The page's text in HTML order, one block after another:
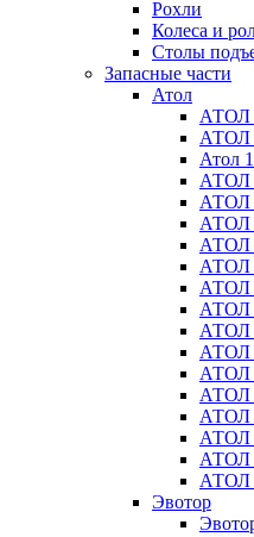
Рохли
Колеса и
Столы
Запасные части
Атол
АТОЛ
АТОЛ
Атол
АТОЛ
АТОЛ
АТОЛ
АТОЛ
АТОЛ
АТОЛ
АТОЛ
АТОЛ
АТОЛ
АТОЛ
АТОЛ
АТОЛ
АТОЛ
АТОЛ
АТОЛ
Эвотор